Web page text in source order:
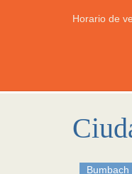
Horario de
Bumbach